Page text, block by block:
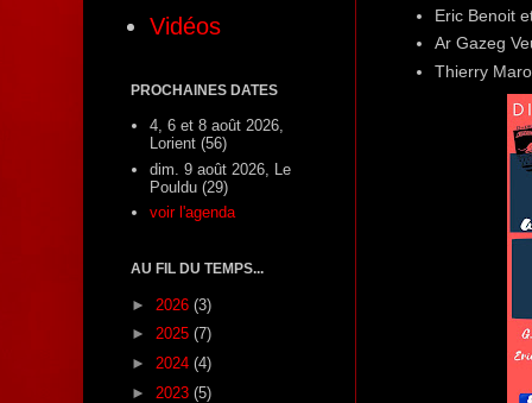
Eric Benoit
Ar Gazeg
Thierry
Vidéos
PROCHAINES DATES
4, 6 et 8 août 2026,
Lorient (56)
dim. 9 août 2026, Le
Pouldu (29)
voir l'agenda
AU FIL DU TEMPS...
► 2026 (3)
► 2025 (7)
► 2024 (4)
► 2023 (5)